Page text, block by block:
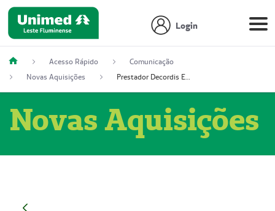
Login
Acesso Rápido
Comunicação
Novas Aquisições
Prestador Decordis Exames Cardiológicos LTDA (51004347-4)
Novas Aquisições